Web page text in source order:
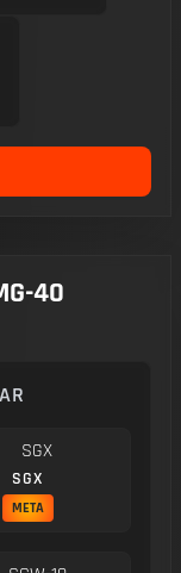
40
SGX
META